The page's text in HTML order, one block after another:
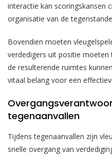
interactie kan scoringskansen
organisatie van de
Bovendien moeten
verdedigers uit positie
de resulterende ruimtes
vitaal belang voor een
tegenaanvallen
Tijdens tegenaanvallen zijn
snelle overgang van